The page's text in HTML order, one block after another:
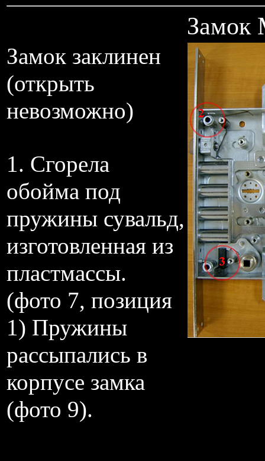
Замок
Замок заклинен
(открыть
невозможно)
1. Сгорела
обойма под
пружины сувальд,
изготовленная из
пластмассы.
(фото 7, позиция
1) Пружины
рассыпались в
корпусе замка
(фото 9).